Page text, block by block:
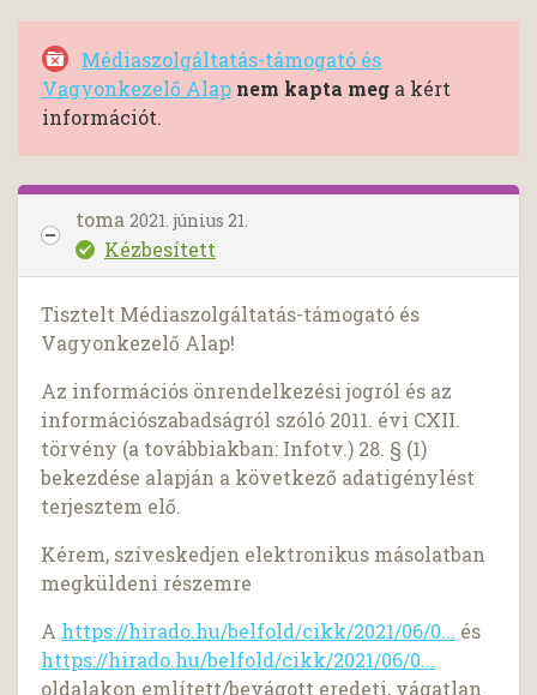
Médiaszolgáltatás-támogató és
Vagyonkezelő Alap nem kapta meg a kért
információt.
toma 2021. június 21.
Kézbesített
Tisztelt Médiaszolgáltatás-támogató és
Vagyonkezelő Alap!
Az információs önrendelkezési jogról és az
információszabadságról szóló 2011. évi CXII.
törvény (a továbbiakban: Infotv.) 28. § (1)
bekezdése alapján a következő adatigénylést
terjesztem elő.
Kérem, szíveskedjen elektronikus másolatban
megküldeni részemre
A https://hirado.hu/belfold/cikk/2021/06/0... és
https://hirado.hu/belfold/cikk/2021/06/0...
oldalakon említett/bevágott eredeti, vágatlan